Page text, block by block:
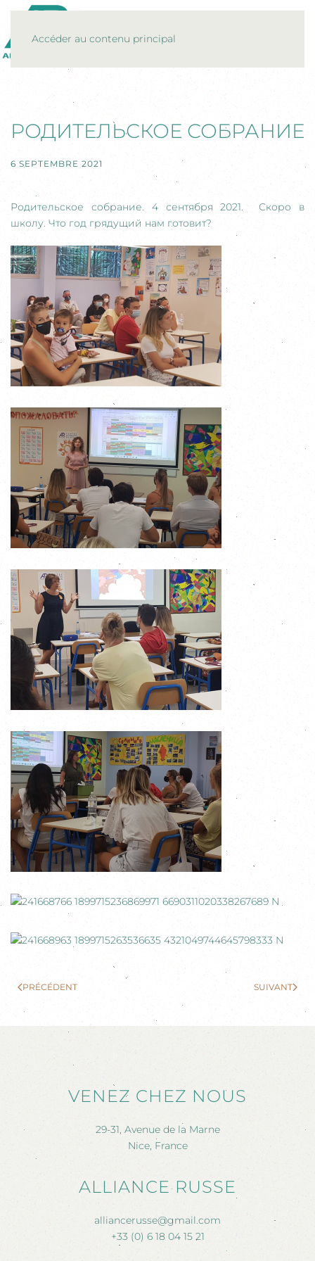
Accéder au contenu principal
РОДИТЕЛЬСКОЕ СОБРАНИЕ
6 SEPTEMBRE 2021
Родительское собрание. 4 сентября 2021. Скоро в
школу. Что год грядущий нам готовит?
PRÉCÉDENT SUIVANT
VENEZ CHEZ NOUS
29-31, Avenue de la Marne
Nice, France
ALLIANCE RUSSE
alliancerusse@gmail.com
+33 (0) 6 18 04 15 21